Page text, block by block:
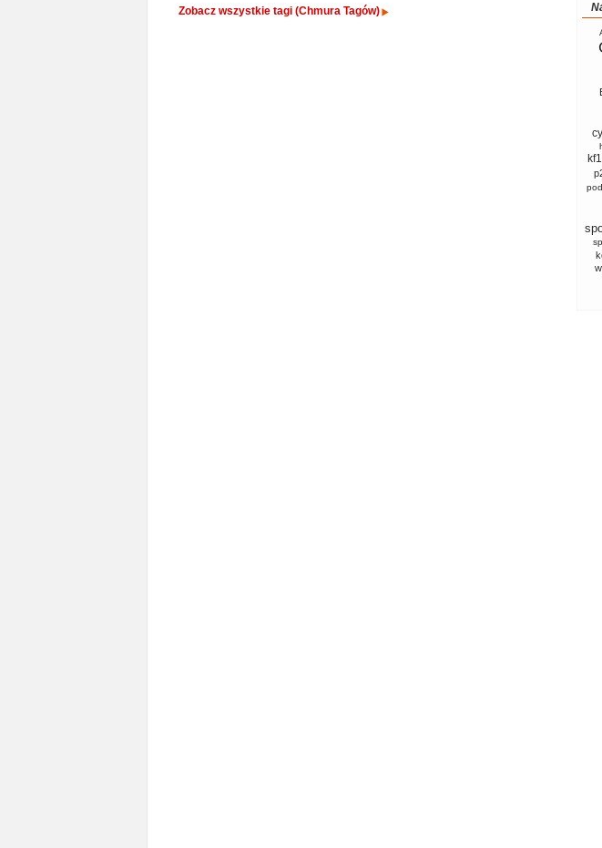
Zobacz wszystkie tagi (Chmura Tagów)